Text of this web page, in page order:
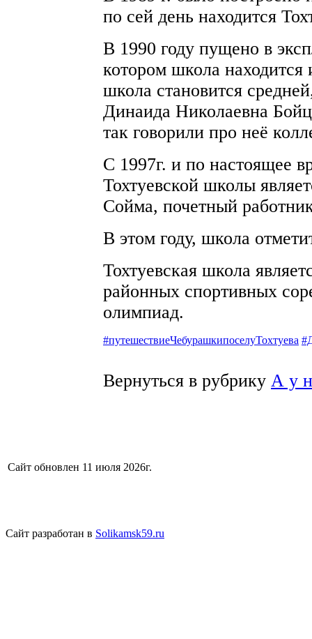
по сей день находится
В 1990 году пущено в
котором школа
школа становится
Динаида Николаевна
так говорили про неё
С 1997г. и по настоящее
Тохтуевской школы
Сойма, почетный
В этом году, школа
Тохтуевская школа
районных спортивных
олимпиад.
#путешествиеЧебурашкипоселуТохтуева
Вернуться в рубрику А у
Сайт обновлен 11 июля 2026г.
Сайт разработан в Solikamsk59.ru